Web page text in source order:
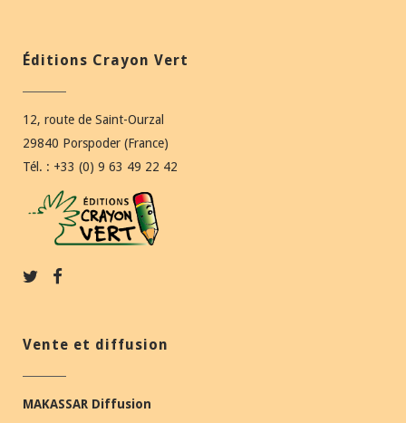
Éditions Crayon Vert
12, route de Saint-Ourzal
29840 Porspoder (France)
Tél. : +33 (0) 9 63 49 22 42
Vente et diffusion
MAKASSAR Diffusion